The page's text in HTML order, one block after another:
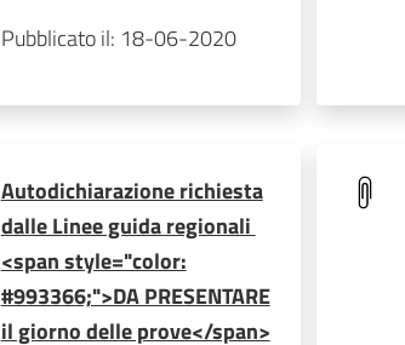
Pubblicato il: 18-06-2020
Autodichiarazione richiesta
dalle Linee guida regionali
<span style="color:
#993366;">DA PRESENTARE
il giorno delle prove</span>